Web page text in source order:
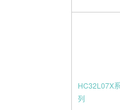
HC32L07X系
列